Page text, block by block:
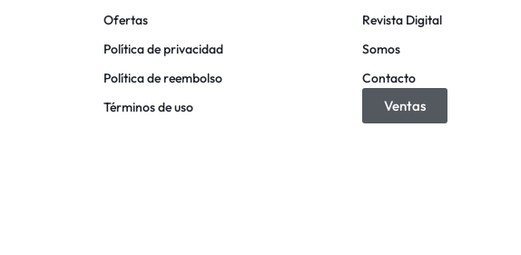
Ofertas
Política de privacidad
Política de reembolso
Términos de uso
Revista Digital
Somos
Contacto
Ventas